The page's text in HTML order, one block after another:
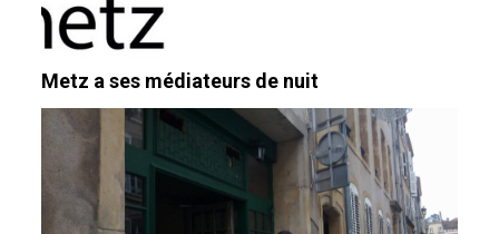
Metz a ses médiateurs de nuit